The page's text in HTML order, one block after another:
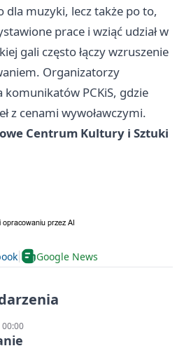
muzyki, lecz także po to,
prace i wziąć udział w
gali często łączy wzruszenie
Organizatorzy
komunikatów PCKiS, gdzie
z cenami wywoławczymi.
Centrum Kultury i Sztuki
Google News